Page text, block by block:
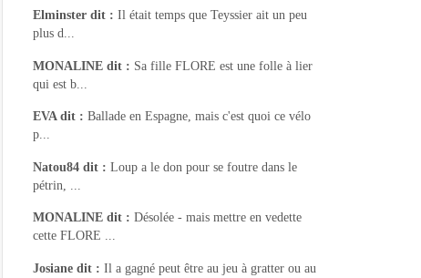
Elminster dit : Il était temps que Teyssier ait un peu
plus d...
MONALINE dit : Sa fille FLORE est une folle à lier
qui est b...
EVAdit : Ballade en Espagne, mais c'est quoi ce vélo
p...
Natou84 dit : Loup a le don pour se foutre dans le
pétrin, ...
MONALINE dit : Désolée - mais mettre en vedette
cette FLORE ...
Josiane dit : Il a gagné peut être au jeu à gratter ou au